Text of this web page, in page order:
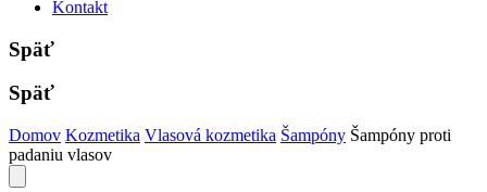
Kontakt
Späť
Späť
Domov Kozmetika Vlasová kozmetika Šampóny Šampóny proti
padaniu vlasov